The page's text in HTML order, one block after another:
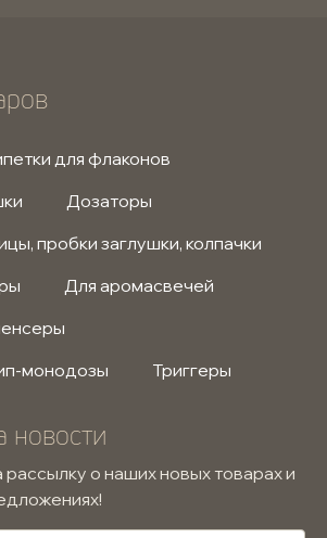
для флаконов
Дозаторы
пробки заглушки, колпачки
Для аромасвечей
монодозы
Триггеры
новости
о наших новых товарах и